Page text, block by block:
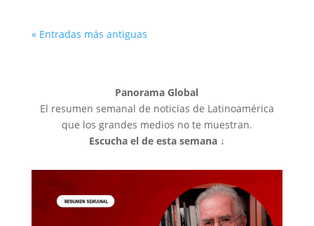
« Entradas más antiguas
Panorama Global
El resumen semanal de noticias de Latinoamérica
que los grandes medios no te muestran.
Escucha el de esta semana ↓